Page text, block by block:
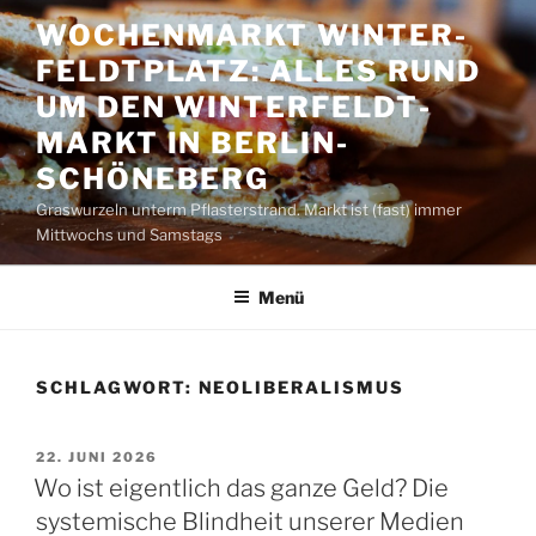
Zum
Inhalt
springen
WOCHENMARKT WINTER­
FELDT­PLATZ: ALLES RUND
UM DEN WINTER­FELDT­
MARKT IN BERLIN-
SCHÖNEBERG
Graswurzeln unterm Pflasterstrand. Markt ist (fast) immer
Mittwochs und Samstags
Menü
SCHLAGWORT: NEOLIBERALISMUS
VERÖFFENTLICHT
AM
22. JUNI 2026
Wo ist eigentlich das ganze Geld? Die
systemische Blindheit unserer Medien